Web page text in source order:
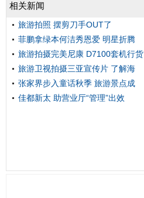
相关新闻
旅游拍照 摆剪刀手OUT了
菲鹏拿绿本何洁秀恩爱 明星折腾
旅游拍摄完美尼康 D7100套机行货
旅游卫视拍摄三亚宣传片 了解海
张家界步入童话秋季 旅游景点成
佳都新太 助营业厅“管理”出效